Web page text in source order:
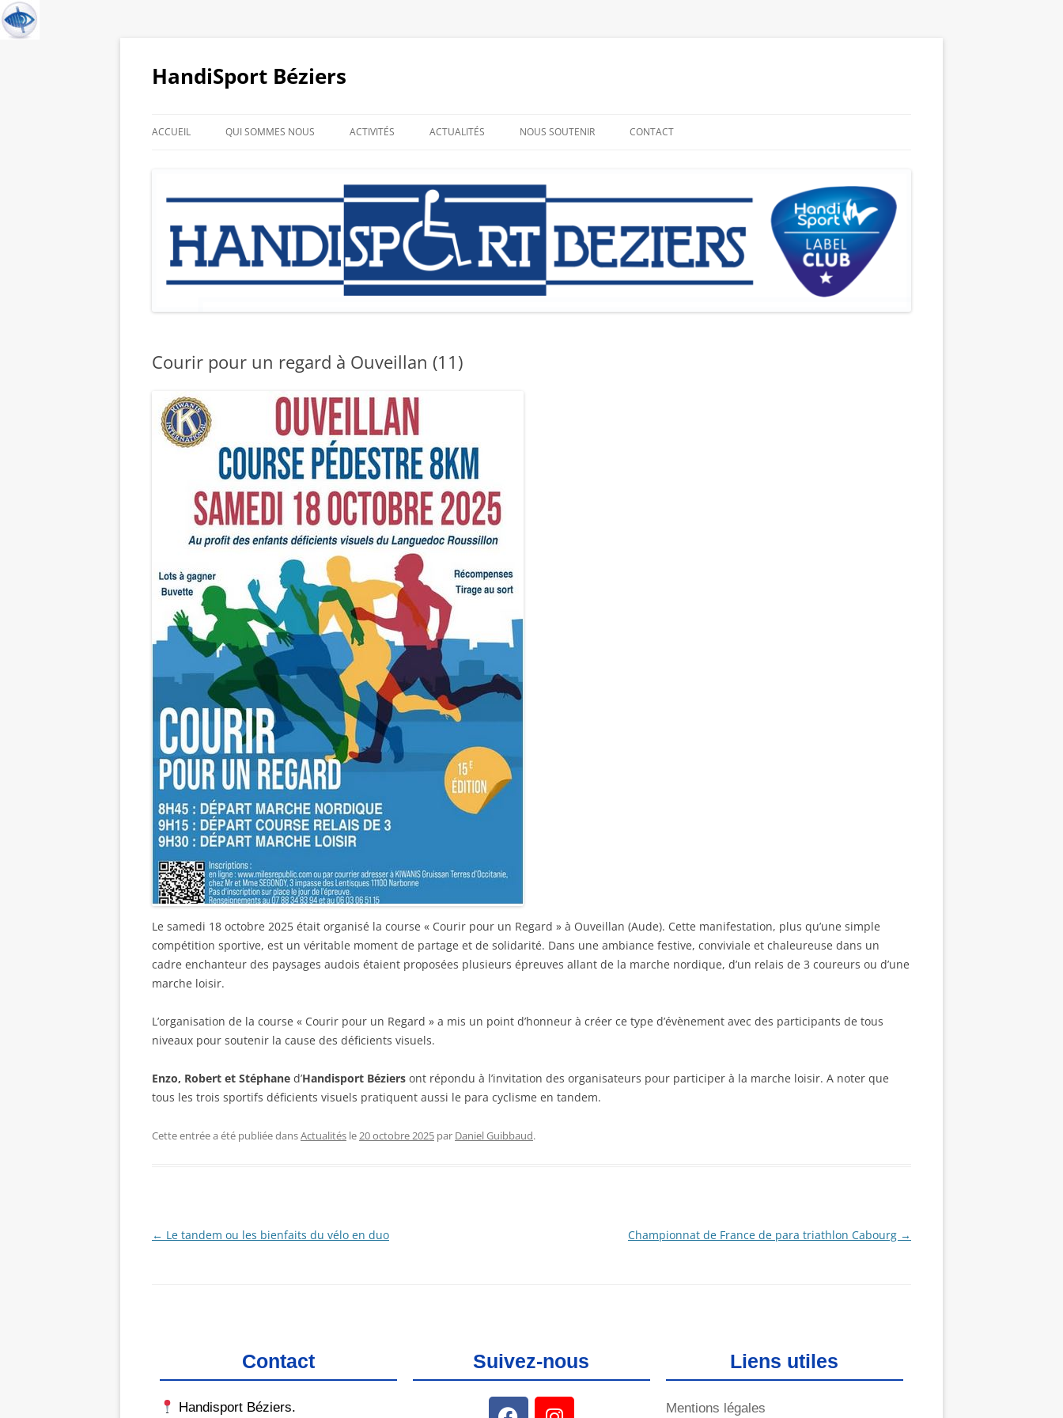
HandiSport Béziers
ACCUEIL QUI SOMMES NOUS
GALERIE PHOTO DE NOS
LIENS PARTENAIRES
ACTIVITÉS ACTUALITÉS NOUS SOUTENIR CONTACT
Courir pour un regard à Ouveillan (11)
Le samedi 18 octobre 2025 était organisé la course « Courir pour un Regard » à Ouveillan (Aude). Cette manifestation, plus qu’une simple
compétition sportive, est un véritable moment de partage et de solidarité. Dans une ambiance festive, conviviale et chaleureuse dans un
cadre enchanteur des paysages audois étaient proposées plusieurs épreuves allant de la marche nordique, d’un relais de 3 coureurs ou d’une
marche loisir.
L’organisation de la course « Courir pour un Regard » a mis un point d’honneur à créer ce type d’évènement avec des participants de tous
niveaux pour soutenir la cause des déficients visuels.
Enzo, Robert et Stéphane d’Handisport Béziers ont répondu à l’invitation des organisateurs pour participer à la marche loisir. A noter que
tous les trois sportifs déficients visuels pratiquent aussi le para cyclisme en tandem.
Cette entrée a été publiée dansActualités le20 octobre 2025 par Daniel Guibbaud.
Navigation
← Le tandem ou les bienfaits du vélo en duo Championnat de France de para triathlon Cabourg →
Contact
Handisport Béziers.
Suivez-nous Liens utiles
Mentions légales